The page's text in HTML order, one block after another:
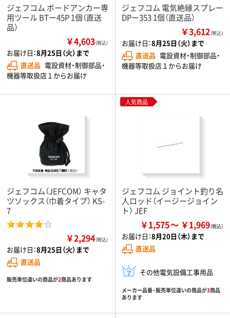
ジェフコム ボードアンカー専
用ツール BTー45P 1個（直送
品）
￥4,603（税込）
お届け日：8月25日（火）まで
直送品 電設資材・制御部品・
機器等取扱店１からお届け
ジェフコム 電気絶縁スプレー
DPー353 1個（直送品）
￥3,612（税込）
お届け日：8月25日（火）まで
直送品 電設資材・制御部品・
機器等取扱店１からお届け
ジェフコム（JEFCOM） キャタ
ツソックス（巾着タイプ） KS-
7
￥2,294（税込）
お届け日：8月25日（火）まで
直送品
販売単位違いの商品が2商品あります
人気商品
ジェフコム ジョイント釣り名
人ロッド（イージージョイン
ト） JEF
￥1,575 ￥1,969
お届け日：8月20日（木）まで
直送品
その他電気設備工事用品
メーカー品番・販売単位違いの商品が3商品
あります